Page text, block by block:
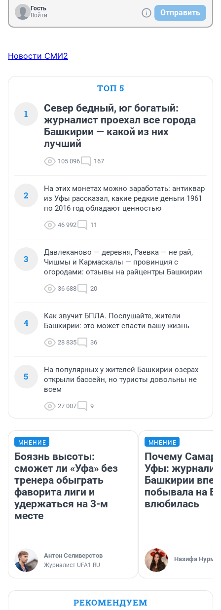
Гость
Войти
Отправить
Новости СМИ2
ТОП 5
1
Север бедный, юг богатый:
журналист проехал все города
Башкирии — какой из них
лучший
105 096 167
2
На этих монетах можно заработать: антиквар
из Уфы рассказал, какие редкие деньги 1961
по 2016 год обладают ценностью
46 992 11
3
Давлеканово — деревня, Раевка — не рай,
Чишмы и Кармаскалы — провинция с
огородами: отзывы на райцентры Башкирии
36 688 20
4
Как звучит БПЛА. Послушайте, жители
Башкирии: это может спасти вашу жизнь
28 835 36
5
На популярных у жителей Башкирии озерах
открыли бассейн, но туристы довольны не
всем
27 007 9
МНЕНИЕ
Боязнь высоты:
сможет ли «Уфа» без
тренера обыграть
фаворита лиги и
удержаться на 3-м
месте
Антон Селиверстов
Журналист UFA1.RU
МНЕНИЕ
Почему
Уфы:
Башкирии
побывала на
влюбилась
Назифа
РЕКОМЕНДУЕМ